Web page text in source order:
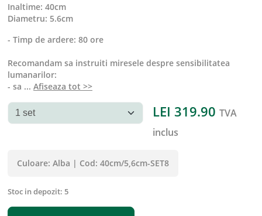
inaltime: 40cm
diametru: 5.6cm
- Timp de ardere: 80 ore
Recomandam sa instruiti miresele despre sensibilitatea
lumanarilor:
- sa ... Afiseaza tot >>
LEI 319.90 TVA
inclus
Culoare: Alba | Cod: 40cm/5,6cm-SET8
Stoc in depozit: 5